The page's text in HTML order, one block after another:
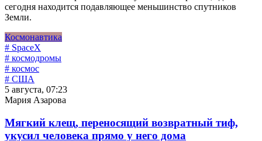
сегодня находится подавляющее меньшинство спутников
Земли.
Космонавтика
# SpaceX
# космодромы
# космос
# США
5 августа, 07:23
Мария Азарова
Мягкий клещ, переносящий возвратный тиф,
укусил человека прямо у него дома